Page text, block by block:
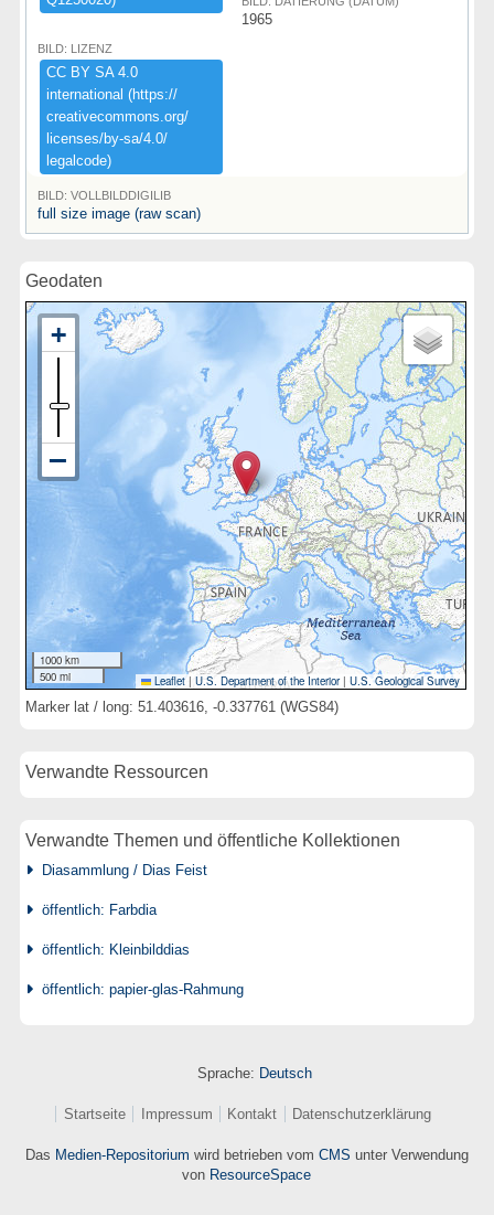
1965
BILD: LIZENZ
CC ​BY ​SA ​4.​0 ​
international ​(​https:​/​/​
creativecommons.​org/​
licenses/​by-​sa/​4.​0/​
legalcode)​
BILD: VOLLBILDDIGILIB
full size image (raw scan)
Geodaten
1000 km
500 mi
Leaflet | U.S. Department of the Interior|U.S. Geological Survey
Marker lat / long: 51.403616, -0.337761 (WGS84)
Verwandte Ressourcen
Verwandte Themen und öffentliche Kollektionen
Diasammlung / Dias Feist
öffentlich: Farbdia
öffentlich: Kleinbilddias
öffentlich: papier-glas-Rahmung
Sprache: Deutsch
Startseite Impressum Kontakt Datenschutzerklärung
Das Medien-Repositorium wird betrieben vom CMS unter Verwendung
von ResourceSpace